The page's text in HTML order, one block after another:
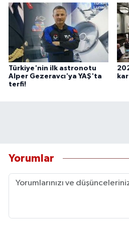
Türkiye'nin ilk astronotu
Alper Gezeravcı'ya YAŞ'ta
terfi!
Yorumlar